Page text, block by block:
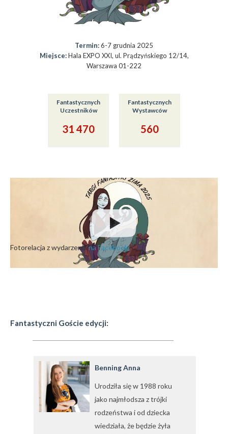
Termin:6-7 grudnia 2025
Miejsce:Hala EXPO XXI, ul. Prądzyńskiego 12/14,
Warszawa 01-222
Fantastycznych
Uczestników
31 470
Fantastycznych
Wystawców
560
Fotorelacja z wydarzeniana Facebook.
Fantastyczni Goście edycji:
Benning Anna
Urodziła się w 1988 roku
jako najmłodsza z trójki
rodzeństwa i od dziecka
wiedziała, że będzie żyła